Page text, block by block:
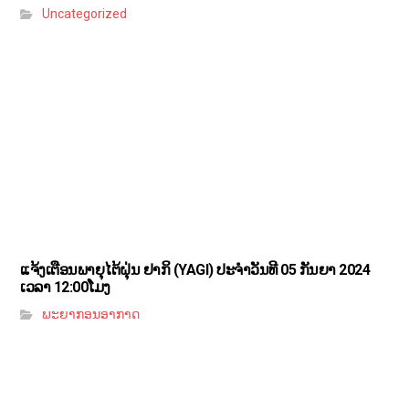
Uncategorized
ແຈ້ງເຕືອນພາຍຸໄຕ້ຝຸ່ນ ຢາກິ (YAGI)​ ປະຈໍາວັນທີ 05 ກັນຍາ 2024
ເວລາ 12:00ໂມງ
ພະຍາກອນອາກາດ